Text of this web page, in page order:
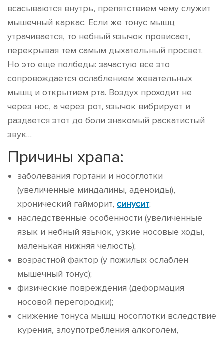
всасываются внутрь, препятствием чему служит
мышечный каркас. Если же тонус мышц
утрачивается, то небный язычок провисает,
перекрывая тем самым дыхательный просвет.
Но это еще полбеды: зачастую все это
сопровождается ослаблением жевательных
мышц и открытием рта. Воздух проходит не
через нос, а через рот, язычок вибрирует и
раздается этот до боли знакомый раскатистый
звук…
Причины храпа:
заболевания гортани и носоглотки
(увеличенные миндалины, аденоиды),
хронический гайморит, синусит;
наследственные особенности (увеличенные
язык и небный язычок, узкие носовые ходы,
маленькая нижняя челюсть);
возрастной фактор (у пожилых ослаблен
мышечный тонус);
физические повреждения (деформация
носовой перегородки);
снижение тонуса мышц носоглотки вследствие
курения, злоупотребления алкоголем,